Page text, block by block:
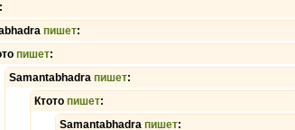
:
пишет:
пишет:
Samantabhadra пишет:
Ктото пишет:
Samantabhadra пишет: